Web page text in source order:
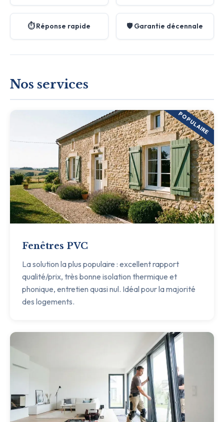
⏱️ Réponse rapide 🛡️ Garantie décennale
Nos services
POPULAIRE
Fenêtres PVC
La solution la plus populaire : excellent rapport
qualité/prix, très bonne isolation thermique et
phonique, entretien quasi nul. Idéal pour la majorité
des logements.